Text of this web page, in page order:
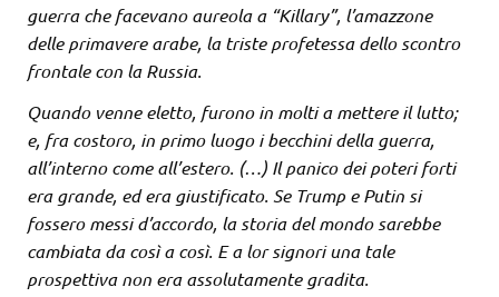
guerra che facevano aureola a “Killary”, l’amazzone
delle primavere arabe, la triste profetessa dello scontro
frontale con la Russia.
Quando venne eletto, furono in molti a mettere il lutto;
e, fra costoro, in primo luogo i becchini della guerra,
all’interno come all’estero. (…) Il panico dei poteri forti
era grande, ed era giustificato. Se Trump e Putin si
fossero messi d’accordo, la storia del mondo sarebbe
cambiata da così a così. E a lor signori una tale
prospettiva non era assolutamente gradita.